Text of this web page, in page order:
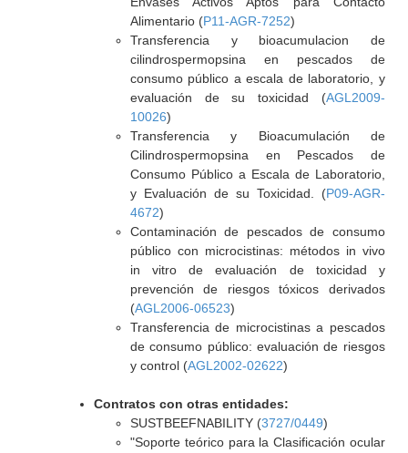
Alimentario (P11-AGR-7252)
Transferencia y bioacumulacion de
cilindrospermopsina en pescados de
consumo público a escala de laboratorio, y
evaluación de su toxicidad (AGL2009-
10026)
Transferencia y Bioacumulación de
Cilindrospermopsina en Pescados de
Consumo Público a Escala de Laboratorio,
y Evaluación de su Toxicidad. (P09-AGR-
4672)
Contaminación de pescados de consumo
público con microcistinas: métodos in vivo
in vitro de evaluación de toxicidad y
prevención de riesgos tóxicos derivados
(AGL2006-06523)
Transferencia de microcistinas a pescados
de consumo público: evaluación de riesgos
y control (AGL2002-02622)
Contratos con otras entidades:
SUSTBEEFNABILITY (3727/0449)
"Soporte teórico para la Clasificación ocular